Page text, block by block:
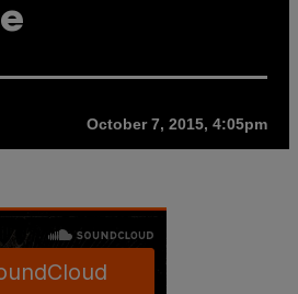
October 7, 2015, 4:05pm